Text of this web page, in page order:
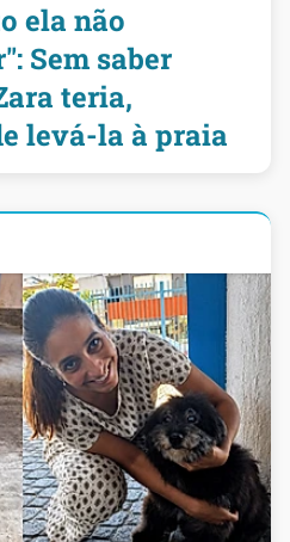
ela não
Sem saber
teria,
levá-la à praia